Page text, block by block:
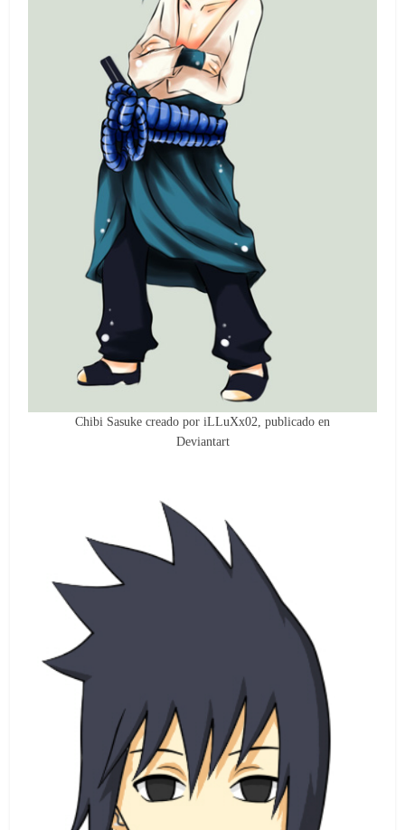
Chibi Sasuke creado por iLLuXx02, publicado en
Deviantart